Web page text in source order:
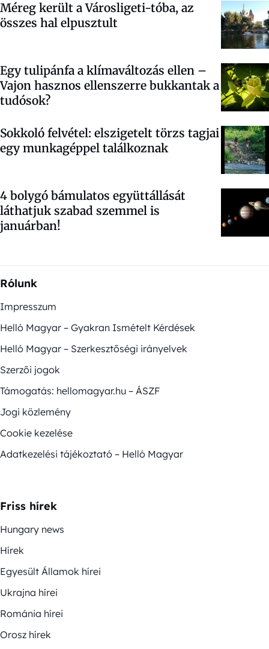
Méreg került a Városligeti-tóba, az
összes hal elpusztult
Egy tulipánfa a klímaváltozás ellen –
Vajon hasznos ellenszerre bukkantak a
tudósok?
Sokkoló felvétel: elszigetelt törzs tagjai
egy munkagéppel találkoznak
4 bolygó bámulatos együttállását
láthatjuk szabad szemmel is
januárban!
Rólunk
Impresszum
Helló Magyar – Gyakran Ismételt Kérdések
Helló Magyar – Szerkesztőségi irányelvek
Szerzői jogok
Támogatás: hellomagyar.hu – ÁSZF
Jogi közlemény
Cookie kezelése
Adatkezelési tájékoztató – Helló Magyar
Friss hírek
Hungary news
Hírek
Egyesült Államok hírei
Ukrajna hírei
Románia hírei
Orosz hírek